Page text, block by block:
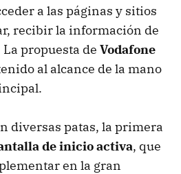
a las páginas y sitios
recibir la información de
propuesta de Vodafone
al alcance de la mano
diversas patas, la primera
de inicio activa, que
en la gran